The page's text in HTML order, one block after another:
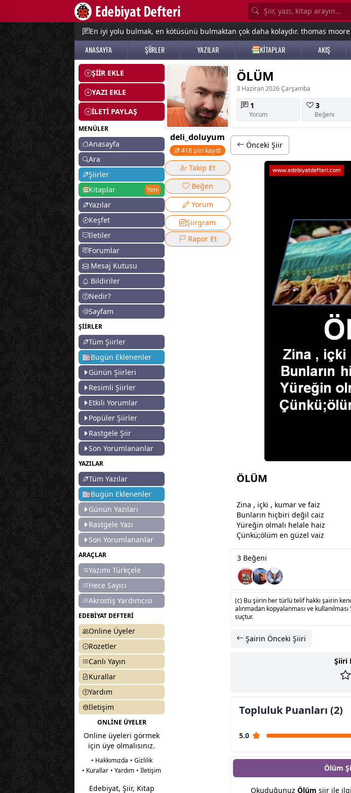
En iyi yolu bulmak, en kötüsünü bulmaktan çok daha kolaydır. thomas moore
ANASAYFA ŞİİRLER YAZILAR KİTAPLAR AKIŞ
ŞİİR EKLE
YAZI EKLE
İLETİ PAYLAŞ
MENÜLER
Anasayfa
Ara
Şiirler
Kitaplar
Yeni
Yazılar
Keşfet
İletiler
Forumlar
Mesaj Kutusu
Bildiriler
Nedir?
Sayfam
ŞİİRLER
Tüm Şiirler
Bugün Eklenenler
Günün Şiirleri
Resimli Şiirler
Etkili Yorumlar
Popüler Şiirler
Rastgele Şiir
Son Yorumlananlar
YAZILAR
Tüm Yazılar
Bugün Eklenenler
Günün Yazıları
Rastgele Yazı
Son Yorumlananlar
ARAÇLAR
Yazımı Türkçele
Hece Sayıcı
Akrostiş Yardımcısı
EDEBİYAT DEFTERİ
Online Üyeler
Rozetler
Canlı Yayın
Kurallar
Yardım
İletişim
ONLİNE ÜYELER
Online üyeleri görmek
için üye olmalısınız.
• Hakkımızda • Gizlilik
• Kurallar • Yardım • İletişim
Edebiyat, Şiir, Kitap
deli_doluyum
418 şiiri kayıtlı
Takip Et
Beğen
Yorum
Şiirgram
Rapor Et
ÖLÜM
3 Haziran 2026 Çarşamba
1
Yorum
3
Beğeni
Önceki Şiir
ÖLÜM
Zina , içki , kumar ve faiz
Bunların hiçbiri değil caiz
Yüreğin olmalı helale haiz
Çünkü;ölüm en güzel vaiz
3 Beğeni
(c) Bu şiirin her türlü telif hakkı şairin
alınmadan kopyalanması ve
suçtur.
Şairin Önceki Şiiri
Şiiri
Topluluk Puanları (2)
5.0
Ölüm
Okuduğunuz Ölüm şiir ile
menu